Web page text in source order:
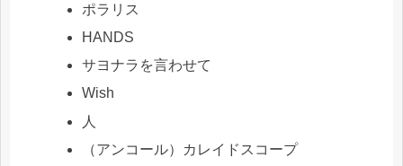
ポラリス
HANDS
サヨナラを言わせて
Wish
人
（アンコール）カレイドスコープ